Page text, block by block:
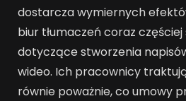
dostarcza wymiernych
biur tłumaczeń coraz
dotyczące stworzenia
wideo. Ich pracownicy
równie poważnie, co umowy